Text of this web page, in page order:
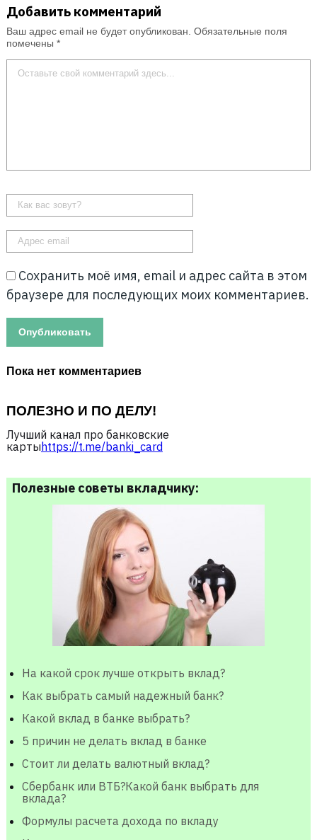
Добавить комментарий
Ваш адрес email не будет опубликован. Обязательные поля
помечены *
Сохранить моё имя, email и адрес сайта в этом
браузере для последующих моих комментариев.
Пока нет комментариев
ПОЛЕЗНО И ПО ДЕЛУ!
Лучший канал про банковские
карты https://t.me/banki_card
Полезные советы вкладчику:
На какой срок лучше открыть вклад?
Как выбрать самый надежный банк?
Какой вклад в банке выбрать?
5 причин не делать вклад в банке
Стоит ли делать валютный вклад?
Сбербанк или ВТБ?Какой банк выбрать для
вклада?
Формулы расчета дохода по вкладу